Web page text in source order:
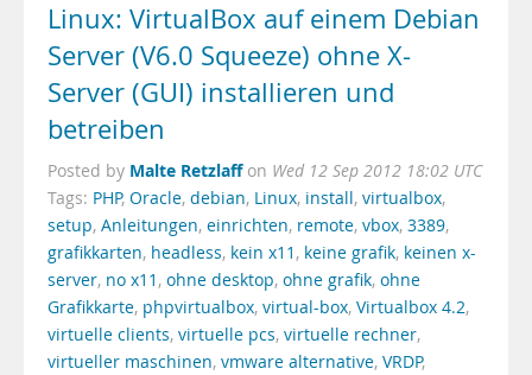
Linux: VirtualBox auf einem Debian
Server (V6.0 Squeeze) ohne X-
Server (GUI) installieren und
betreiben
Posted by Malte Retzlaff on Wed 12 Sep 2012 18:02 UTC
Tags: PHP, Oracle, debian, Linux, install, virtualbox,
setup, Anleitungen, einrichten, remote, vbox, 3389,
grafikkarten, headless, kein x11 , keine grafik, keinen x-
server, no x11 , ohne desktop, ohne grafik, ohne
Grafikkarte, phpvirtualbox, virtual-box, Virtualbox 4.2,
virtuelle clients, virtuelle pcs, virtuelle rechner,
virtueller maschinen, vmware alternative, VRDP,